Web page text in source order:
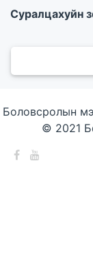
Суралцахуйн
Боловсролын
© 2021